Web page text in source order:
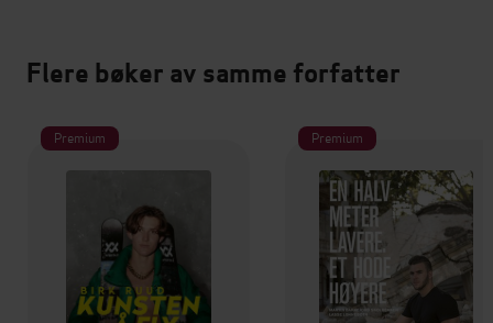
Flere bøker av samme forfatter
Premium Premium